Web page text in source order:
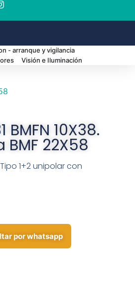
- arranque y vigilancia
Visión e Iluminación
10X38.
BMF 22X58
1+2 unipolar con
por whatsapp